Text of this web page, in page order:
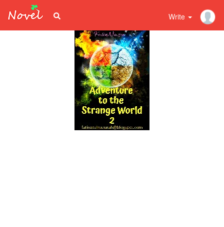
Write